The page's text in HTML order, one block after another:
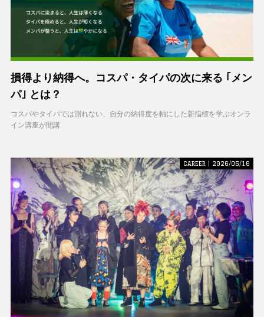
損得より納得へ。コスパ・タイパの次に来る ｢メン
パ｣ とは？
コスパやタイパでは測れない、自分の納得度を軸にした新指標を学ぶオンラ
イン講座が開講
CAREER | 2026/05/16